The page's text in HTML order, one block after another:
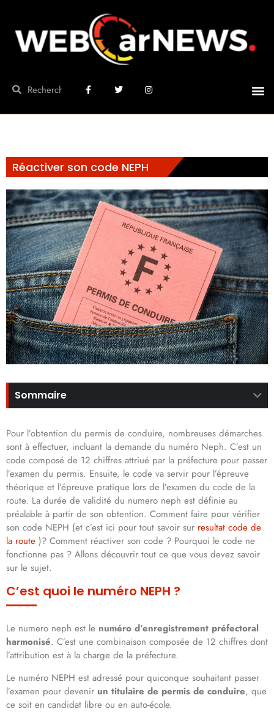
Réactiver son code NEPH
Sommaire
Pour l’obtention du permis de conduire, nombreuses démarches
sont à effectuer, incluant la demande du numéro Neph. C’est un
code composé de 12 chiffres attriué par la préfecture pour passer
l’examen du permis. Ensuite, le code va servir pour l’épreuve
théorique et l’épreuve pratique lors de l’examen du code de la
route. La durée de validité du numero neph est définie au
préalable à partir de son obtention. Comment faire pour vérifier
son code NEPH (et c’est ici pour tout savoir sur resultat code de
la route )? Comment réactiver son code ? Pourquoi le code ne
fonctionne pas ? Allons découvrir tout ce que vous devez savoir
sur le sujet.
C’est quoi le numéro NEPH ?
Le numero neph est le numéro d’enregistrement préfectoral
harmonisé. C’est une combinaison composée de 12 chiffres dont
l’attribution est à la charge de la préfecture.
Le numéro NEPH est adressé pour quiconque souhaitant passer
l’examen pour devenir un titulaire de permis de conduire, que
ce soit en candidat libre ou en auto-école.